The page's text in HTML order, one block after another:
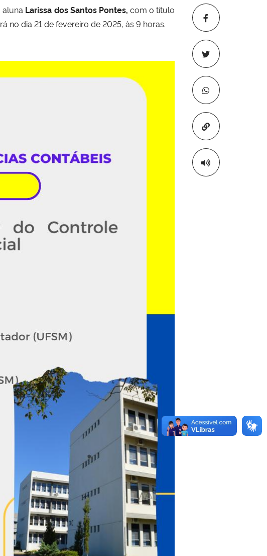
Copiar para
Larissa dos Santos Pontes, com o título
no dia 21 de fevereiro de 2025, às 9 horas.